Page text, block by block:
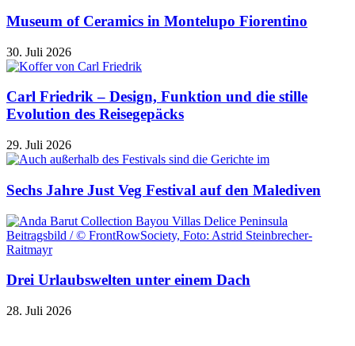
Museum of Ceramics in Montelupo Fiorentino
30. Juli 2026
Carl Friedrik – Design, Funktion und die stille
Evolution des Reisegepäcks
29. Juli 2026
Sechs Jahre Just Veg Festival auf den Malediven
Drei Urlaubswelten unter einem Dach
28. Juli 2026